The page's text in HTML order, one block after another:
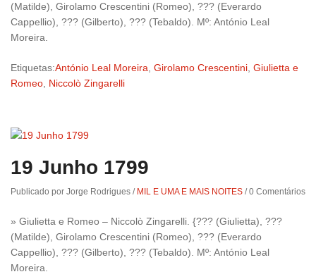
(Matilde), Girolamo Crescentini (Romeo), ??? (Everardo
Cappellio), ??? (Gilberto), ??? (Tebaldo). Mº: António Leal
Moreira.
Etiquetas:António Leal Moreira, Girolamo Crescentini, Giulietta e
Romeo, Niccolò Zingarelli
19 Junho 1799
Publicado por Jorge Rodrigues / MIL E UMA E MAIS NOITES /0 Comentários
» Giulietta e Romeo – Niccolò Zingarelli. {??? (Giulietta), ???
(Matilde), Girolamo Crescentini (Romeo), ??? (Everardo
Cappellio), ??? (Gilberto), ??? (Tebaldo). Mº: António Leal
Moreira.